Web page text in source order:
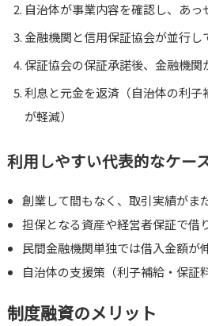
自治体が事業内容を確認し、あっ
金融機関と信用保証協会が並行し
保証協会の保証承諾後、金融機関
利息と元金を返済（自治体の利子
が軽減）
利用しやすい代表的なケー
創業して間もなく、取引実績がま
担保となる資産や経営者保証で借
民間金融機関単独では借入金額が
自治体の支援策（利子補給・保証
制度融資のメリット